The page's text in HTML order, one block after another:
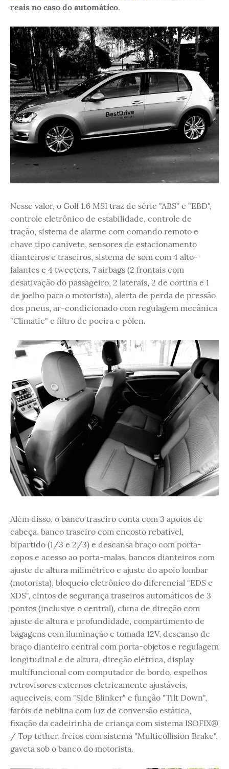
reais no caso do automático.
Nesse valor, o Golf 1.6 MSI traz de série "ABS" e "EBD",
controle eletrônico de estabilidade, controle de
tração, sistema de alarme com comando remoto e
chave tipo canivete, sensores de estacionamento
dianteiros e traseiros, sistema de som com 4 alto-
falantes e 4 tweeters, 7 airbags (2 frontais com
desativação do passageiro, 2 laterais, 2 de cortina e 1
de joelho para o motorista), alerta de perda de pressão
dos pneus, ar-condicionado com regulagem mecânica
"Climatic" e filtro de poeira e pólen.
Além disso, o banco traseiro conta com 3 apoios de
cabeça, banco traseiro com encosto rebatível,
bipartido (1/3 e 2/3) e descansa braço com porta-
copos e acesso ao porta-malas, bancos dianteiros com
ajuste de altura milimétrico e ajuste do apoio lombar
(motorista), bloqueio eletrônico do diferencial "EDS e
XDS", cintos de segurança traseiros automáticos de 3
pontos (inclusive o central), cluna de direção com
ajuste de altura e profundidade, compartimento de
bagagens com iluminação e tomada 12V, descanso de
braço dianteiro central com porta-objetos e regulagem
longitudinal e de altura, direção elétrica, display
multifuncional com computador de bordo, espelhos
retrovisores externos eletricamente ajustáveis,
aquecíveis, com "Side Blinker" e função "Tilt Down",
faróis de neblina com luz de conversão estática,
fixação da cadeirinha de criança com sistema ISOFIX®
/ Top tether, freios com sistema "Multicollision Brake",
gaveta sob o banco do motorista.